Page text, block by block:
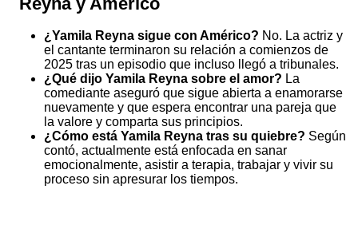
¿Yamila Reyna sigue con Américo? No. La actriz y
el cantante terminaron su relación a comienzos de
2025 tras un episodio que incluso llegó a tribunales.
¿Qué dijo Yamila Reyna sobre el amor? La
comediante aseguró que sigue abierta a enamorarse
nuevamente y que espera encontrar una pareja que
la valore y comparta sus principios.
¿Cómo está Yamila Reyna tras su quiebre? Según
contó, actualmente está enfocada en sanar
emocionalmente, asistir a terapia, trabajar y vivir su
proceso sin apresurar los tiempos.